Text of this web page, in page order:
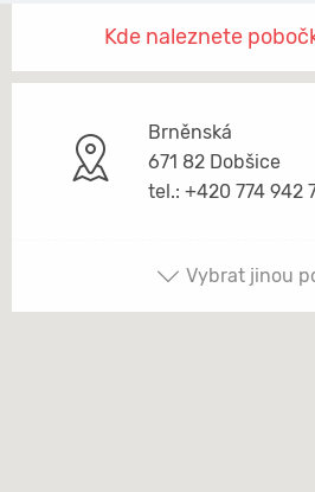
Kde naleznete
Brněnská
671 82 Dobšice
tel.: +420 774 942
Vybrat jinou